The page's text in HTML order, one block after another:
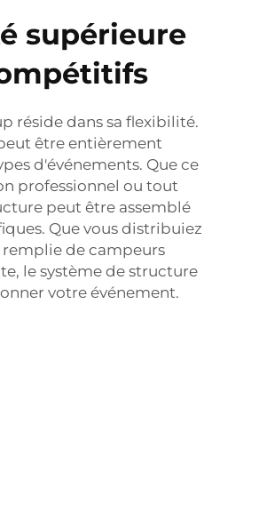
supérieure
réside dans sa flexibilité.
être entièrement
d'événements. Que ce
professionnel ou tout
peut être assemblé
Que vous distribuiez
remplie de campeurs
le système de structure
votre événement.